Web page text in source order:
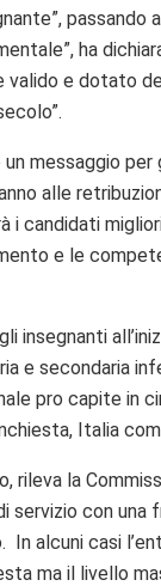
passando
ha
valido e dotato
un messaggio
alle
i candidati
e le
insegnanti
e secondaria
pro capite in
Italia
rileva la
servizio con una
In alcuni casi
ma il livello